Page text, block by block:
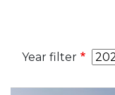
Year filter